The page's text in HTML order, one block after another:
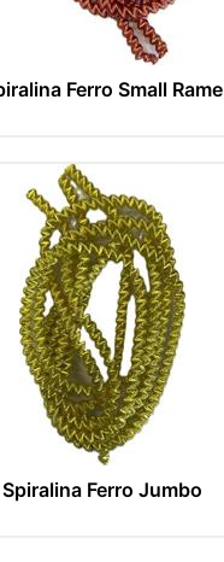
Ferro Small Rame
Spiralina Ferro Jumbo